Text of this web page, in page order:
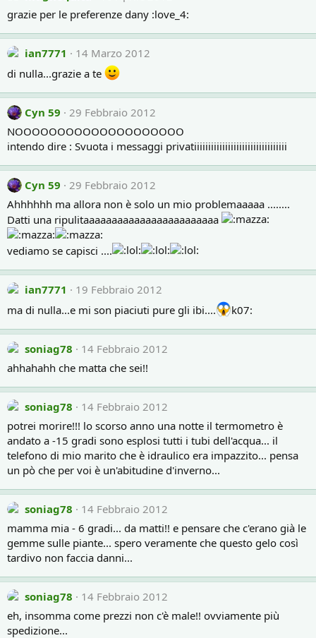
grazie per le preferenze dany :love_4:
ian7771
14 Marzo 2012
di nulla...grazie a te
Cyn 59
29 Febbraio 2012
NOOOOOOOOOOOOOOOOOOOO
intendo dire : Svuota i messaggi privatiiiiiiiiiiiiiiiiiiiiiiiiiiiiiiiii
Cyn 59
29 Febbraio 2012
Ahhhhhh ma allora non è solo un mio problemaaaaa ........
Datti una ripulitaaaaaaaaaaaaaaaaaaaaaaaa
vediamo se capisci ....
ian7771
19 Febbraio 2012
ma di nulla...e mi son piaciuti pure gli ibi....
k07:
soniag78
14 Febbraio 2012
ahhahahh che matta che sei!!
soniag78
14 Febbraio 2012
potrei morire!!! lo scorso anno una notte il termometro è
andato a -15 gradi sono esplosi tutti i tubi dell'acqua... il
telefono di mio marito che è idraulico era impazzito... pensa
un pò che per voi è un'abitudine d'inverno...
soniag78
14 Febbraio 2012
mamma mia - 6 gradi... da matti!! e pensare che c'erano già le
gemme sulle piante... spero veramente che questo gelo così
tardivo non faccia danni...
soniag78
14 Febbraio 2012
eh, insomma come prezzi non c'è male!! ovviamente più
spedizione...